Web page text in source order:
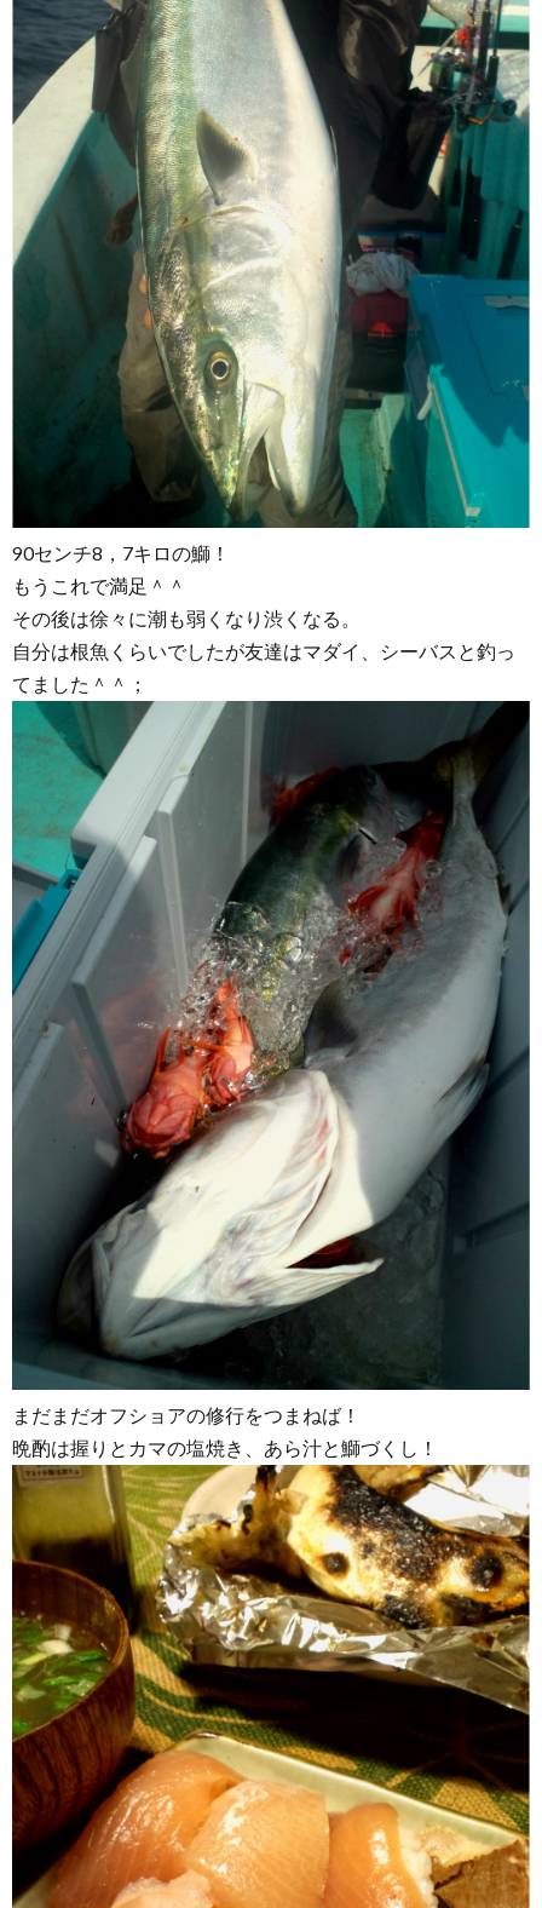
90センチ8，7キロの鰤！
もうこれで満足＾＾
その後は徐々に潮も弱くなり渋くなる。
自分は根魚くらいでしたが友達はマダイ、シーバスと釣っ
てました＾＾；
まだまだオフショアの修行をつまねば！
晩酌は握りとカマの塩焼き、あら汁と鰤づくし！